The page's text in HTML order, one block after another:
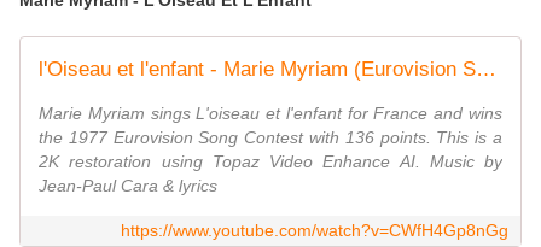
l'Oiseau et l'enfant - Marie Myriam (Eurovision Song Contest - France - 1977)
Marie Myriam sings L'oiseau et l'enfant for France and wins
the 1977 Eurovision Song Contest with 136 points. This is a
2K restoration using Topaz Video Enhance AI. Music by
Jean-Paul Cara & lyrics
https://www.youtube.com/watch?v=CWfH4Gp8nGg